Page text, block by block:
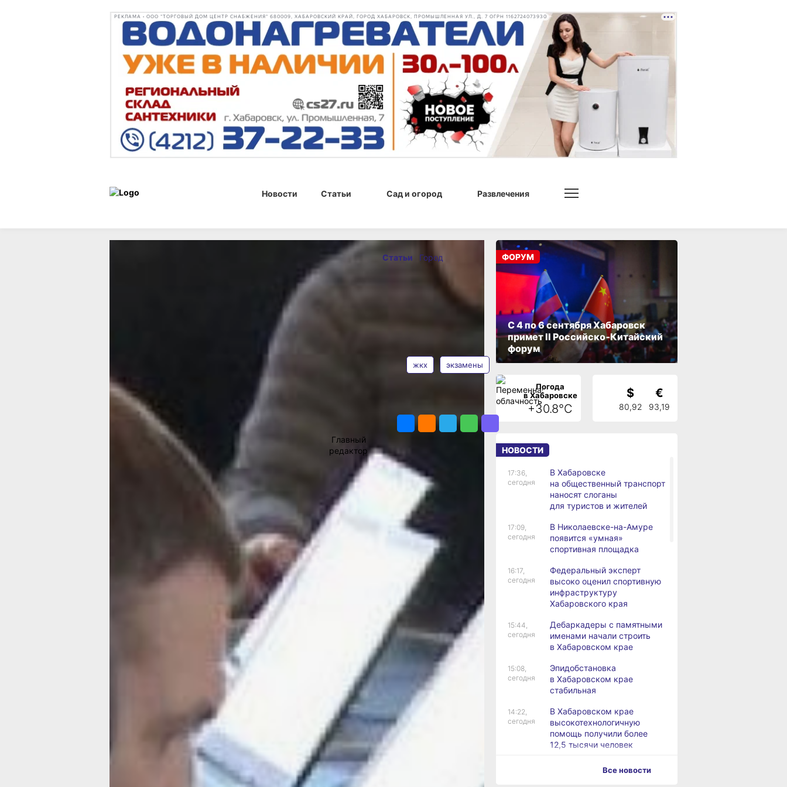
РЕКЛАМА • ООО "ТОРГОВЫЙ ДОМ ЦЕНТР СНАБЖЕНИЯ" 680009, ХАБАРОВСКИЙ КРАЙ, ГОРОД ХАБАРОВСК, ПРОМЫШЛЕННАЯ УЛ., Д. 7 ОГРН 1162724073930
Новости Статьи Сад и огород Развлечения
Почему директора
должны сдавать
лицензирования правительства Хабаровского
края обратилось около девяти тысяч человек с
жалобами на управляющие компании. Почти
половина заявлений связана с вопросами
содержания общедомового имущества. Между
тем, директором «управляйки» сегодня может
быть только компетентный человек, который
получил специальное образование, знающий
законы, налоговый кодекс и много чего ещё. И
свои знания директора раз в пять лет
подтверждают на экзамене, который проводит
главное управление регионального контроля.
Ведь с 2015 года деятельность по управлению
осуществляться на основании лицензии. Чтобы
получить квалификационный аттестат и
подтвердить лицензию, директора «управляек»
13 директоров управляющих организаций
собрались в конце января в главном управлении
регионального контроля. Из двухсот вопросов,
которые разрабатывал Минстрой России,
каждому выпала сотня, из которой нужно было
правильно ответить как минимум на 86. Ольга
Беленькая, член лицензионной комиссии,
генеральный директор СРО НП «ЖКХ-Групп»
присутствовала на экзамене в качестве
правильно ответила на все сто предложенных
вопросов. За несколько лет многое в жилищном
и налоговом законодательстве поменялось,
потому и вопросы к экзамену тоже изменились.
Статьи Город
Главный
редактор
жкх экзамены
С 4 по 6 сентября Хабаровск
примет II Российско‑Китайский
форум
ФОРУМ
Погода
в Хабаровске
+30.8°C
$
80,92
€
93,19
НОВОСТИ
17:36,
сегодня
В Хабаровске
на общественный транспорт
наносят слоганы
для туристов и жителей
17:09,
сегодня
В Николаевске-на-Амуре
появится «умная»
спортивная площадка
16:17,
сегодня
Федеральный эксперт
высоко оценил спортивную
инфраструктуру
Хабаровского края
15:44,
сегодня
Дебаркадеры с памятными
именами начали строить
в Хабаровском крае
15:08,
сегодня
Эпидобстановка
в Хабаровском крае
стабильная
14:22,
сегодня
В Хабаровском крае
высокотехнологичную
помощь получили более
12,5 тысячи человек
Уровень АмураВсе новости